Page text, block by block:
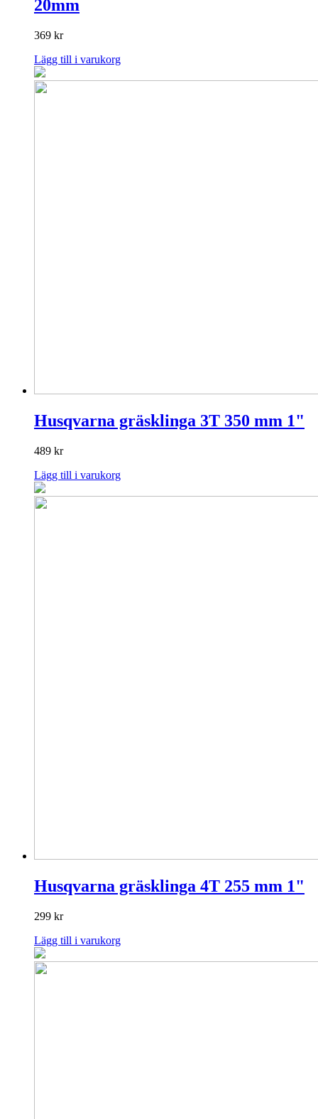
20mm
369 kr
Lägg till i varukorg
Husqvarna gräsklinga 3T 350 mm 1"
489 kr
Lägg till i varukorg
Husqvarna gräsklinga 4T 255 mm 1"
299 kr
Lägg till i varukorg